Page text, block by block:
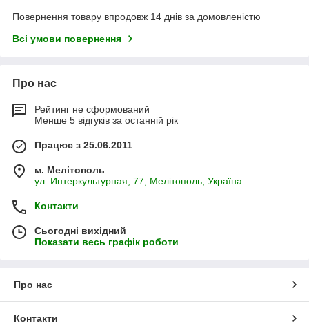
Повернення товару впродовж 14 днів за домовленістю
Всі умови повернення
Про нас
Рейтинг не сформований
Менше 5 відгуків за останній рік
Працює з 25.06.2011
м. Мелітополь
ул. Интеркультурная, 77, Мелітополь, Україна
Контакти
Сьогодні вихідний
Показати весь графік роботи
Про нас
Контакти